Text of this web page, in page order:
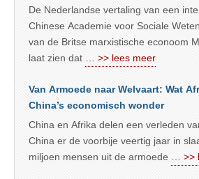
De Nederlandse vertaling van een
Chinese Academie voor Sociale
van de Britse marxistische econoom
laat zien dat
… >> lees meer
Van Armoede naar Welvaart: Wat
China’s economisch wonder
China en Afrika delen een verleden
China er de voorbije veertig jaar in
miljoen mensen uit de armoede
… >>